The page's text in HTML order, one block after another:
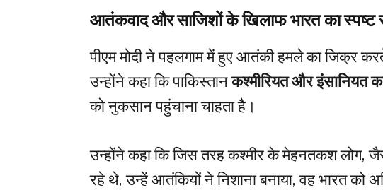
आतंकवाद और साजिशों के खिलाफ भारत का
पीएम मोदी ने पहलगाम में हुए आतंकी हमले का जिक्र
उन्होंने कहा कि पाकिस्तानकश्मीरियत और इंसानियत
को नुकसान पहुंचाना चाहता है।
उन्होंने कहा कि जिस तरह कश्मीर के मेहनतकश लोग,
रहे थे, उन्हें आतंकियों ने निशाना बनाया, वह भारत को